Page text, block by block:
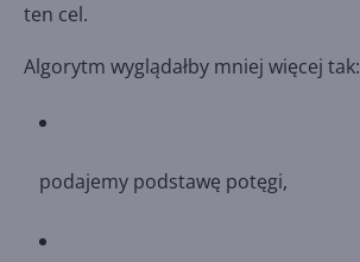
ten cel.
Algorytm wyglądałby mniej więcej tak:
podajemy podstawę potęgi,